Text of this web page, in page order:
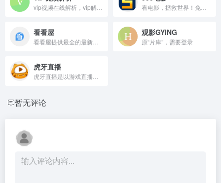
看看屋 观影GYING
原“片库”，需要登录
虎牙直播
暂无评论